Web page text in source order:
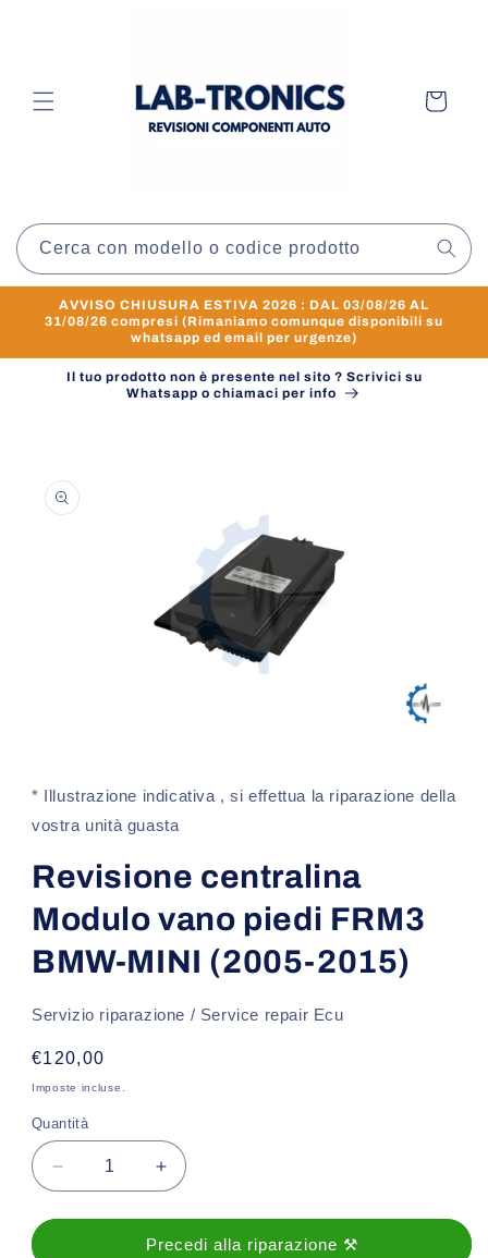
Carrello
Cerca con modello o codice prodotto
AVVISO CHIUSURA ESTIVA 2026 : DAL 03/08/26 AL
31/08/26 compresi (Rimaniamo comunque disponibili su
whatsapp ed email per urgenze)
Il tuo prodotto non è presente nel sito ? Scrivici su
Whatsapp o chiamaci per info
informazioni
sul prodotto
1
finestra
* Illustrazione indicativa , si effettua la riparazione della
vostra unità guasta
Revisione centralina
Modulo vano piedi FRM3
BMW-MINI (2005-2015)
Servizio riparazione / Service repair Ecu
Prezzo
di
€120,00
Imposte incluse.
Quantità
Diminuisci
quantità
per
Aumenta
quantità
per
Revisione
Precedi alla riparazione ⚒️